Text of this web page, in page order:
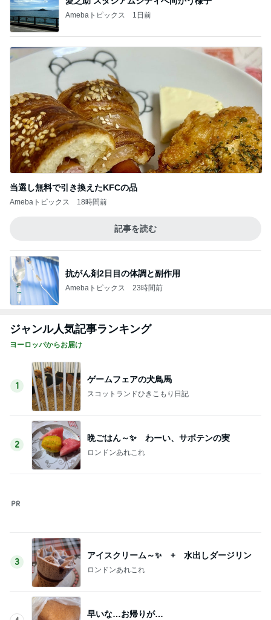
当選し無料で引き換えたKFCの品
Amebaトピックス
抗がん剤2日目の体調と副作用
Amebaトピックス 23時間前
ジャンル人気記事ランキング
ヨーロッパからお届け
ゲームフェアの犬鳥馬
2
ロンドンあれこれ
3
ロンドンあれこれ
4
早いな…お帰りが…
ロンドンあれこれ
5
やる気
ロンドンあれこれ
神がかってる掃除機
Amebaトピックス 7時間前
コストコで買って大正解のバター
Amebaトピックス 2日前